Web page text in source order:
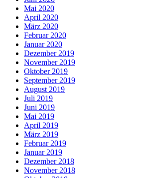
Mai 2020
April 2020
März 2020
Februar 2020
Januar 2020
Dezember 2019
November 2019
Oktober 2019
September 2019
August 2019
Juli 2019
Juni 2019
Mai 2019
April 2019
März 2019
Februar 2019
Januar 2019
Dezember 2018
November 2018